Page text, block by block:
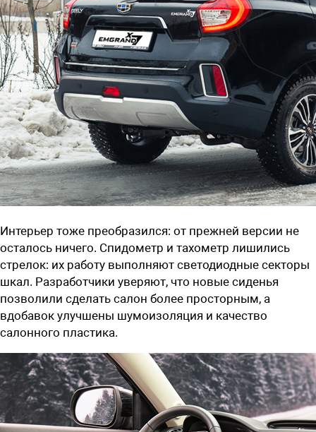
Интерьер тоже преобразился: от прежней версии не
осталось ничего. Спидометр и тахометр лишились
стрелок: их работу выполняют светодиодные секторы
шкал. Разработчики уверяют, что новые сиденья
позволили сделать салон более просторным, а
вдобавок улучшены шумоизоляция и качество
салонного пластика.